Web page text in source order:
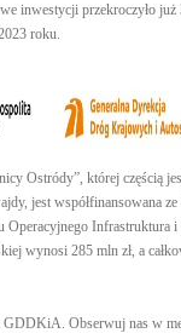
inwestycji przekroczyło
roku.
Ostródy”, której częścią
jest współfinansowana
Operacyjnego Infrastruktura
wynosi 285 mln zł, a
GDDKiA. Obserwuj nas w